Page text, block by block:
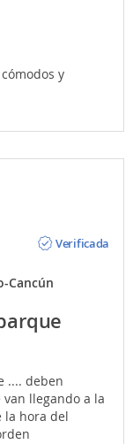
y
Verificada
Cancún
.... deben
llegando a la
la hora del